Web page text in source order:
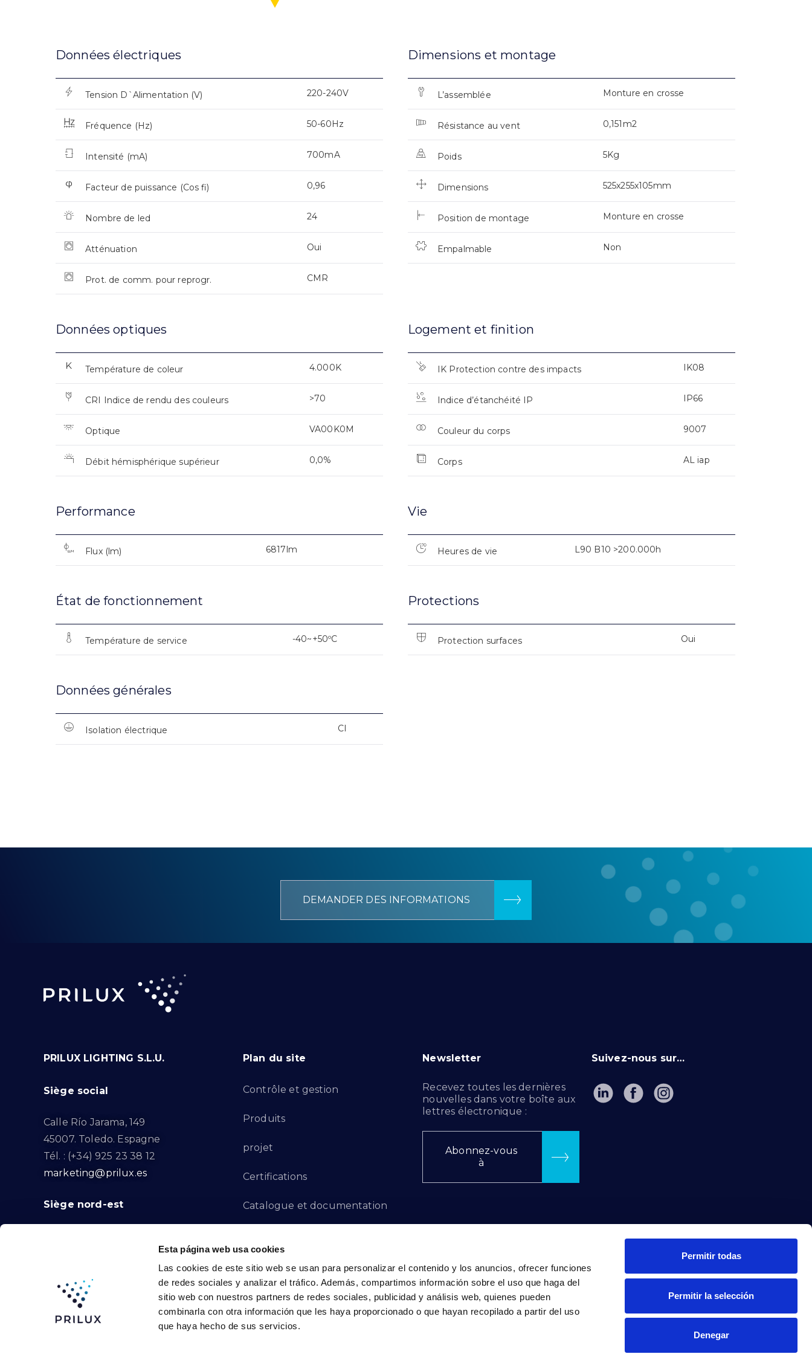
Esta página web usa cookies
Las cookies de este sitio web se usan para personalizar el contenido y los anuncios, ofrecer funciones
de redes sociales y analizar el tráfico. Además, compartimos información sobre el uso que haga del
sitio web con nuestros partners de redes sociales, publicidad y análisis web, quienes pueden
combinarla con otra información que les haya proporcionado o que hayan recopilado a partir del uso
que haya hecho de sus servicios.
Permitir todas
Permitir la selección
Denegar
Données électriques
Tension D`Alimentation (V) 220-240V
Fréquence (Hz) 50-60Hz
Intensité (mA) 700mA
Facteur de puissance (Cos fi) 0,96
Nombre de led 24
Atténuation Oui
Prot. de comm. pour reprogr. CMR
Dimensions et montage
L’assemblée Monture en crosse
Résistance au vent 0,151m2
Poids 5Kg
Dimensions 525x255x105mm
Position de montage Monture en crosse
Empalmable Non
Données optiques
Température de coleur 4.000K
CRI Indice de rendu des couleurs >70
Optique VA00K0M
Débit hémisphérique supérieur 0,0%
Logement et finition
IK Protection contre des impacts IK08
Indice d’étanchéité IP IP66
Couleur du corps 9007
Corps AL iap
Performance
Flux (lm) 6817lm
Vie
Heures de vie L90 B10 >200.000h
État de fonctionnement
Température de service -40~+50ºC
Protections
Protection surfaces Oui
Données générales
Isolation électrique CI
DEMANDER DES INFORMATIONS
PRILUX LIGHTING S.L.U.
Siège social
Calle Río Jarama, 149
45007. Toledo. Espagne
Tél. : (+34) 925 23 38 12
marketing@prilux.es
Siège nord-est
08791. Sant Llorenç d’Hortons.
Tél. : (+34) 93 719 23 29
marketing@prilux.es
Plan du site
Contrôle et gestion
Produits
projet
Certifications
Catalogue et documentation
Canal des plaintes
Contacto - FR
Newsletter
Recevez toutes les dernières
nouvelles dans votre boîte aux
lettres électronique :
Abonnez-vous
à
Suivez-nous sur…